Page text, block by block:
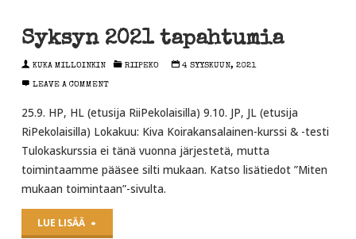
Syksyn 2021 tapahtumia
KUKA MILLOINKIN RIIPEKO 4 SYYSKUUN, 2021
LEAVE A COMMENT
25.9. HP, HL (etusija RiiPekolaisilla) 9.10. JP, JL (etusija
RiPekolaisilla) Lokakuu: Kiva Koirakansalainen-kurssi & -testi
Tulokaskurssia ei tänä vuonna järjestetä, mutta
toimintaamme pääsee silti mukaan. Katso lisätiedot ”Miten
mukaan toimintaan”-sivulta.
LUE LISÄÄ "Syksyn